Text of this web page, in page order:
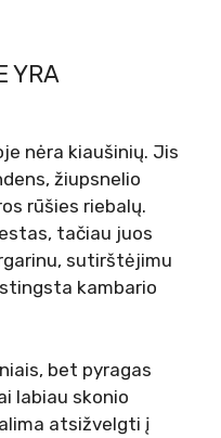
YRA
nėra kiaušinių. Jis
žiupsnelio
rūšies riebalų.
tačiau juos
sutirštėjimu
kambario
bet pyragas
labiau skonio
atsižvelgti į